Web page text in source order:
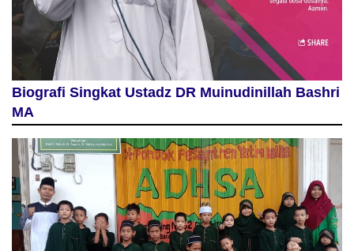
Biografi Singkat Ustadz DR Muinudinillah Bashri
MA